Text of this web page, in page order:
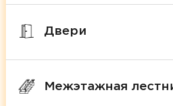
Двери
Межэтажная